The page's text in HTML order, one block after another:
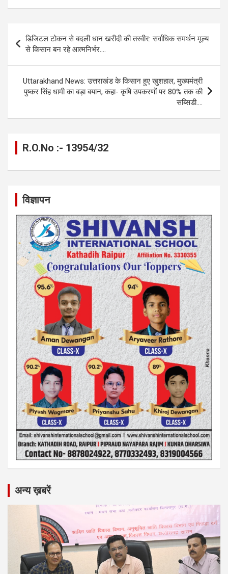
ce
b
o
o
k
se
n
g
er
at
A
p
p
e
gr
a
m
ail py
Li
n
k
ar
navigation
डिजिटल टोकन से बदली धान खरीदी की तस्वीर: सर्वाधिक समर्थन मूल्य
से किसान बन रहे आत्मनिर्भर….
Uttarakhand News: उत्तराखंड के किसान हुए खुशहाल, मुख्यमंत्री
पुष्कर सिंह धामी का बड़ा बयान, कहा- कृषि उपकरणों पर 80% तक की
सब्सिडी….
R.O.No :- 13954/32
विज्ञापन
अन्य ख़बरें